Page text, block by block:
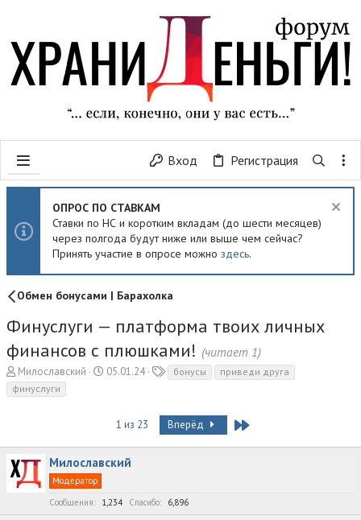
Вход Регистрация
ОПРОС ПО СТАВКАМ
Ставки по НС и коротким вкладам (до шести месяцев)
через полгода будут ниже или выше чем сейчас?
Принять участие в опросе можно здесь.
Обмен бонусами | Барахолка
Финуслуги — платформа твоих личных
финансов с плюшками! (читает 1)
А
в
т
е
м
ы
Милославский
Д
ч
а
05.01.24
и
бонусы
приведи друга
финуслуги
1 из 23 Вперёд Last
Милославский
Модератор
Сообщения
1,234 Спасибо 6,896